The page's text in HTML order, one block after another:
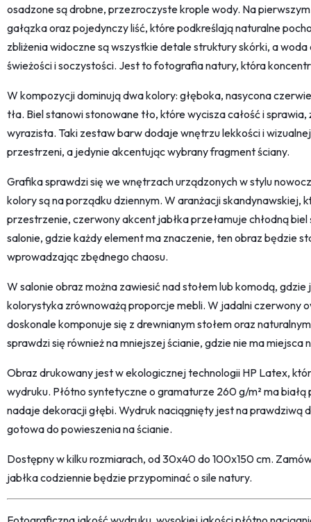
osadzone są drobne, przezroczyste krople wody. Na
gałązka oraz pojedynczy liść, które podkreślają naturalne
zbliżenia widoczne są wszystkie detale struktury skórki, a
świeżości i soczystości. Jest to fotografia natury, która
W kompozycji dominują dwa kolory: głęboka, nasycona
tła. Biel stanowi stonowane tło, które wycisza całość i
wyrazista. Taki zestaw barw dodaje wnętrzu lekkości i
przestrzeni, a jedynie akcentując wybrany fragment ściany.
Grafika sprawdzi się we wnętrzach urządzonych w stylu
kolory są na porządku dziennym. W aranżacji skandynawskiej,
przestrzenie, czerwony akcent jabłka przełamuje chłodną
salonie, gdzie każdy element ma znaczenie, ten obraz będzie
wprowadzając zbędnego chaosu.
W salonie obraz można zawiesić nad stołem lub komodą,
kolorystyka zrównoważą proporcje mebli. W jadalni czerwony
doskonale komponuje się z drewnianym stołem oraz
sprawdzi się również na mniejszej ścianie, gdzie nie ma
Obraz drukowany jest w ekologicznej technologii HP Latex,
wydruku. Płótno syntetyczne o gramaturze 260 g/m² ma
nadaje dekoracji głębi. Wydruk naciągnięty jest na prawdziwą
gotowa do powieszenia na ścianie.
Dostępny w kilku rozmiarach, od 30x40 do 100x150 cm.
jabłka codziennie będzie przypominać o sile natury.